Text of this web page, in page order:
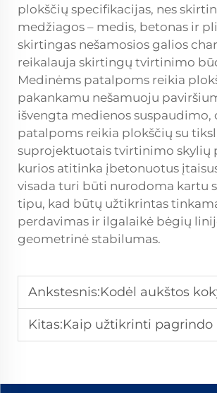
plokščių specifikacijas, nes
medžiagos – medis, betonas ir
skirtingas nešamosios galios
reikalauja skirtingų tvirtinimo
Medinėms patalpoms reikia
pakankamu nešamuoju
išvengta medienos suspaudimo,
patalpoms reikia plokščių su
suprojektuotais tvirtinimo skylių
kurios atitinka įbetonuotus
visada turi būti nurodoma kartu
tipu, kad būtų užtikrintas
perdavimas ir ilgalaikė bėgių
geometrinė stabilumas.
Ankstesnis:Kodėl aukštos kokybės geležinkelio tvirtinimai yra
Kitas:Kaip užtikrinti pagrindo plokštės suderinamumą su